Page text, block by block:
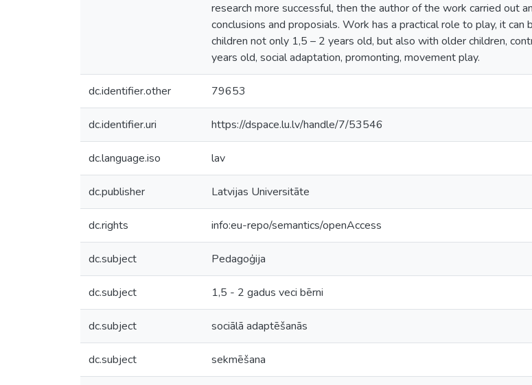
research more successful, then the author of the work carried out
conclusions and proposials. Work has a practical role to play, it
children not only 1,5 – 2 years old, but also with older children,
years old, social adaptation, promonting, movement play.
dc.identifier.other 79653
dc.identifier.uri https://dspace.lu.lv/handle/7/53546
dc.language.iso lav
dc.publisher Latvijas Universitāte
dc.rights info:eu-repo/semantics/openAccess
dc.subject Pedagoģija
dc.subject 1,5 - 2 gadus veci bērni
dc.subject sociālā adaptēšanās
dc.subject sekmēšana